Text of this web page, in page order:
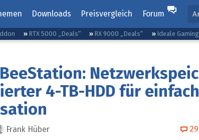
Downloads Preisvergleich Forum
RTX 5000 „Deals“ RX 9000 „Deals“ Ideale
4-TB-HDD für
Frank Hüber 29